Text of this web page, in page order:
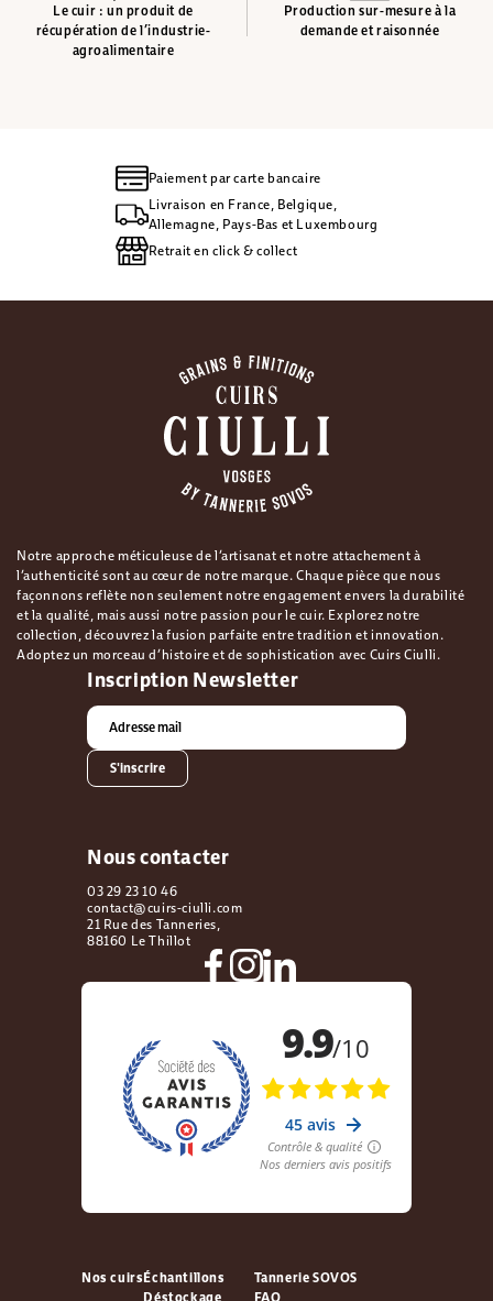
Le cuir : un produit de
récupération de l’industrie-
agroalimentaire
Production sur-mesure à la
demande et raisonnée
Paiement par carte bancaire
Livraison en France, Belgique,
Allemagne, Pays-Bas et Luxembourg
Retrait en click & collect
Notre approche méticuleuse de l’artisanat et notre attachement à
l’authenticité sont au cœur de notre marque. Chaque pièce que nous
façonnons reflète non seulement notre engagement envers la durabilité
et la qualité, mais aussi notre passion pour le cuir. Explorez notre
collection, découvrez la fusion parfaite entre tradition et innovation.
Adoptez un morceau d’histoire et de sophistication avec Cuirs Ciulli.
Inscription Newsletter
S'inscrire
Nous contacter
03 29 23 10 46
contact@cuirs-ciulli.com
21 Rue des Tanneries,
88160 Le Thillot
Nos cuirsÉchantillons
Tannerie SOVOS